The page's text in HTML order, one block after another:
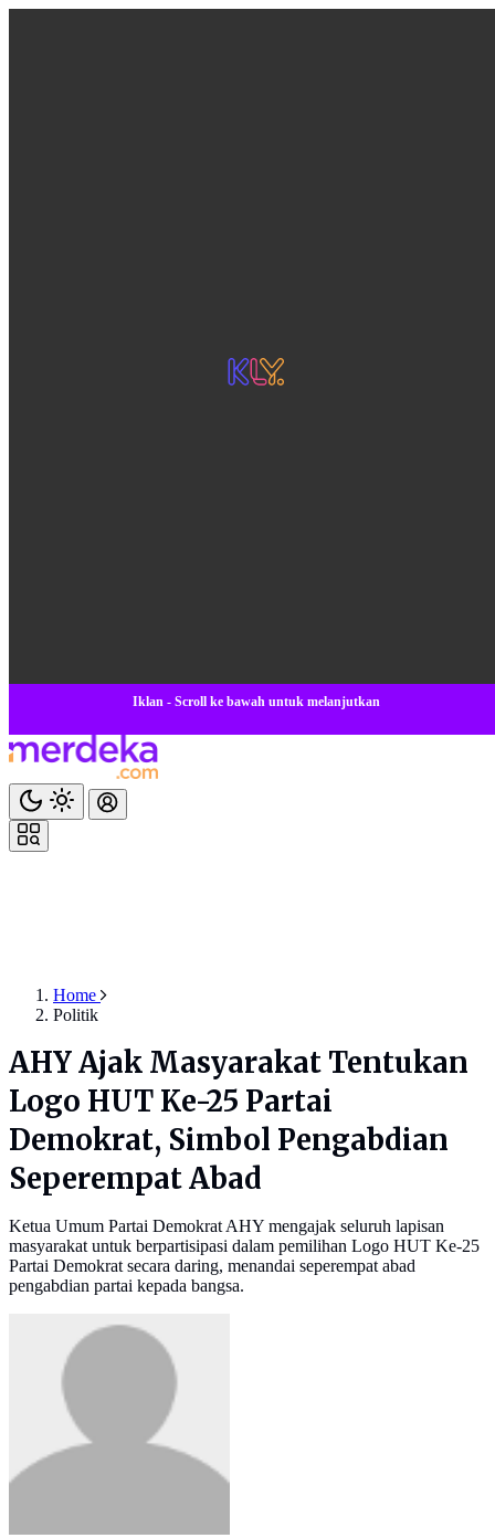
Iklan - Scroll ke bawah untuk melanjutkan
Home
Politik
AHY Ajak Masyarakat Tentukan
Logo HUT Ke-25 Partai
Demokrat, Simbol Pengabdian
Seperempat Abad
Ketua Umum Partai Demokrat AHY mengajak seluruh lapisan
masyarakat untuk berpartisipasi dalam pemilihan Logo HUT Ke-25
Partai Demokrat secara daring, menandai seperempat abad
pengabdian partai kepada bangsa.